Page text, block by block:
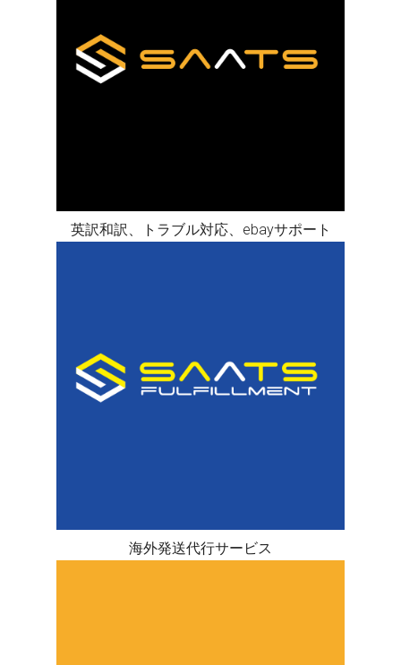
英訳和訳、トラブル対応、ebayサポート
海外発送代行サービス